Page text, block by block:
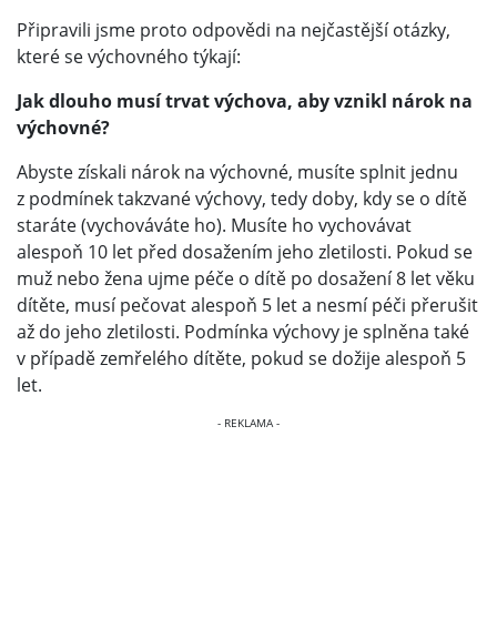
Připravili jsme proto odpovědi na nejčastější otázky,
které se výchovného týkají:
Jak dlouho musí trvat výchova, aby vznikl nárok na
výchovné?
Abyste získali nárok na výchovné, musíte splnit jednu
z podmínek takzvané výchovy, tedy doby, kdy se o dítě
staráte (vychováváte ho). Musíte ho vychovávat
alespoň 10 let před dosažením jeho zletilosti. Pokud se
muž nebo žena ujme péče o dítě po dosažení 8 let věku
dítěte, musí pečovat alespoň 5 let a nesmí péči přerušit
až do jeho zletilosti. Podmínka výchovy je splněna také
v případě zemřelého dítěte, pokud se dožije alespoň 5
let.